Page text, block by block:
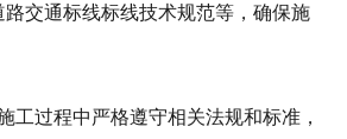
交通标线标线技术规范等，确保施
工过程中严格遵守相关法规和标准，